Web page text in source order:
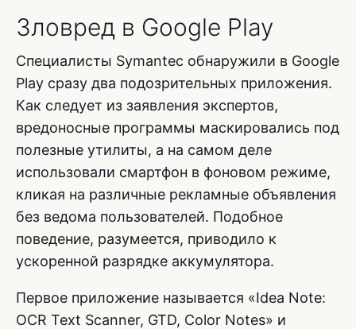
Зловред в Google Play
Специалисты Symantec обнаружили в Google
Play сразу два подозрительных приложения.
Как следует из заявления экспертов,
вредоносные программы маскировались под
полезные утилиты, а на самом деле
использовали смартфон в фоновом режиме,
кликая на различные рекламные объявления
без ведома пользователей. Подобное
поведение, разумеется, приводило к
ускоренной разрядке аккумулятора.
Первое приложение называется «Idea Note:
OCR Text Scanner, GTD, Color Notes» и